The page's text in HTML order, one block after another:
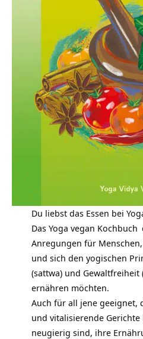
Du liebst das Essen bei
Das Yoga vegan Kochbuch
Anregungen für
und sich den yogischen
(sattwa) und Gewaltfreiheit
ernähren möchten.
Auch für all jene geeignet,
und vitalisierende
neugierig sind, ihre